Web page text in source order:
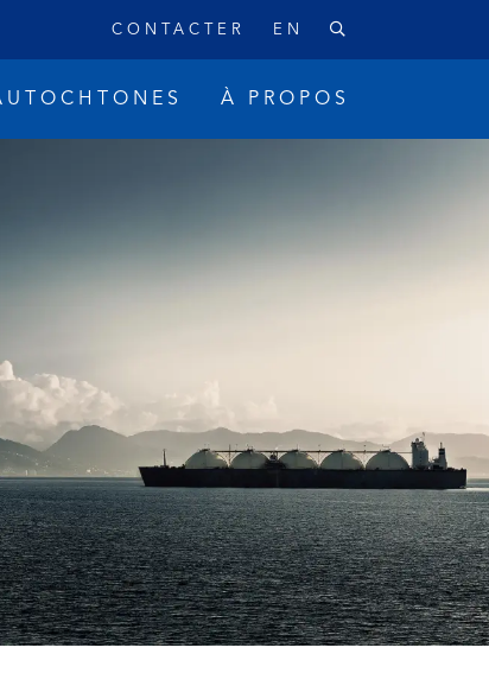
CONTACTER EN
À PROPOS
Réconciliation